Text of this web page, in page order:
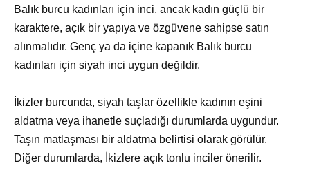
Balık burcu kadınları için inci, ancak kadın güçlü bir
karaktere, açık bir yapıya ve özgüvene sahipse satın
alınmalıdır. Genç ya da içine kapanık Balık burcu
kadınları için siyah inci uygun değildir.
İkizler burcunda, siyah taşlar özellikle kadının eşini
aldatma veya ihanetle suçladığı durumlarda uygundur.
Taşın matlaşması bir aldatma belirtisi olarak görülür.
Diğer durumlarda, İkizlere açık tonlu inciler önerilir.